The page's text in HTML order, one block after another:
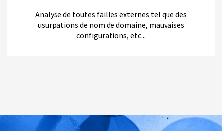
Analyse de toutes failles externes tel que des
usurpations de nom de domaine, mauvaises
configurations, etc...